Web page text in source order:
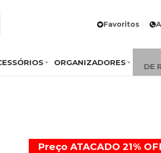
Favoritos
ORGANIZADORES
DE
Preço ATACADO21%